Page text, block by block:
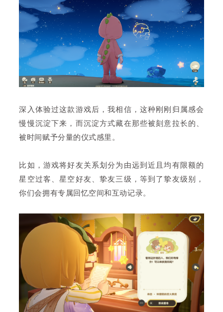
深入体验过这款游戏后，我相信，这种刚刚归属感会
慢慢沉淀下来，而沉淀方式藏在那些被刻意拉长的、
被时间赋予分量的仪式感里。
比如，游戏将好友关系划分为由远到近且均有限额的
星空过客、星空好友、挚友三级，等到了挚友级别，
你们会拥有专属回忆空间和互动记录。